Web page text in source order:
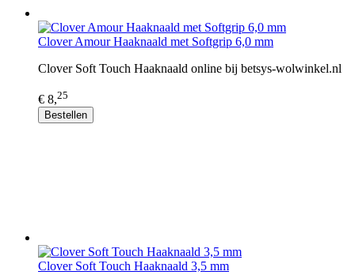
Clover Amour Haaknaald met Softgrip 6,0 mm
Clover Soft Touch Haaknaald online bij betsys-wolwinkel.nl
€ 8,25
Bestellen
Clover Soft Touch Haaknaald 3,5 mm